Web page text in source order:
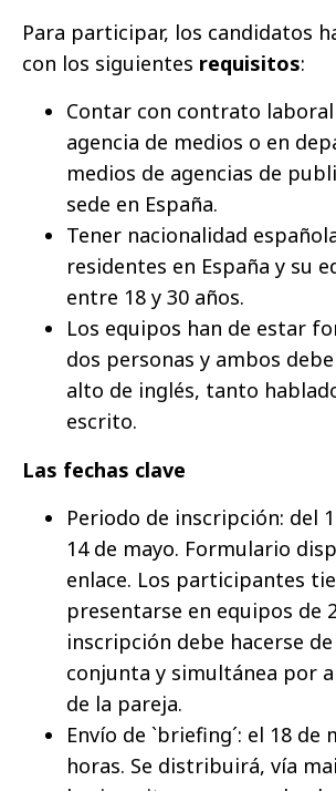
Para participar, los candidatos
con los siguientes requisitos:
Contar con contrato
agencia de medios o en
medios de agencias de
sede en España.
Tener nacionalidad
residentes en España y su
entre 18 y 30 años.
Los equipos han de estar
dos personas y ambos
alto de inglés, tanto
escrito.
Las fechas clave
Periodo de inscripción: del
14 de mayo. Formulario
enlace. Los participantes
presentarse en equipos de
inscripción debe hacerse
conjunta y simultánea por
de la pareja.
Envío de `briefing´: el 18 de
horas. Se distribuirá, vía